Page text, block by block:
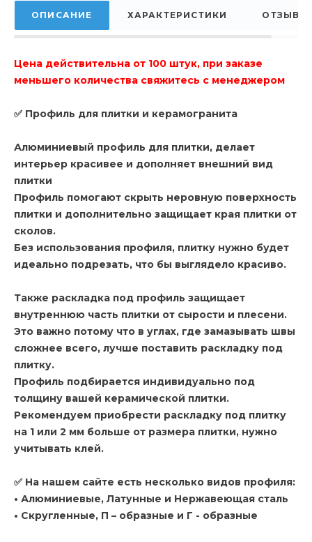
ОПИСАНИЕ ХАРАКТЕРИСТИКИ ОТЗЫВЫ
Цена действительна от 100 штук, при заказе
меньшего количества свяжитесь с менеджером
✅ Профиль для плитки и керамогранита
Алюминиевый профиль для плитки, делает
интерьер красивее и дополняет внешний вид
плитки
Профиль помогают скрыть неровную поверхность
плитки и дополнительно защищает края плитки от
сколов.
Без использования профиля, плитку нужно будет
идеально подрезать, что бы выглядело красиво.
Также раскладка под профиль защищает
внутреннюю часть плитки от сырости и плесени.
Это важно потому что в углах, где замазывать швы
сложнее всего, лучше поставить раскладку под
плитку.
Профиль подбирается индивидуально под
толщину вашей керамической плитки.
Рекомендуем приобрести раскладку под плитку
на 1 или 2 мм больше от размера плитки, нужно
учитывать клей.
✅ На нашем сайте есть несколько видов профиля:
• Алюминиевые, Латунные и Нержавеющая сталь
• Скругленные, П – образные и Г - образные